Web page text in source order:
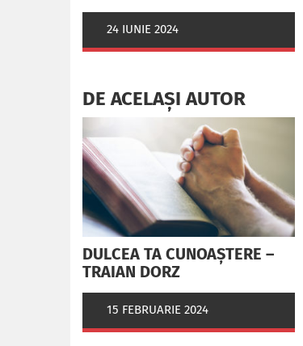
24 IUNIE 2024
DE ACELAȘI AUTOR
DULCEA TA CUNOAȘTERE –
TRAIAN DORZ
15 FEBRUARIE 2024